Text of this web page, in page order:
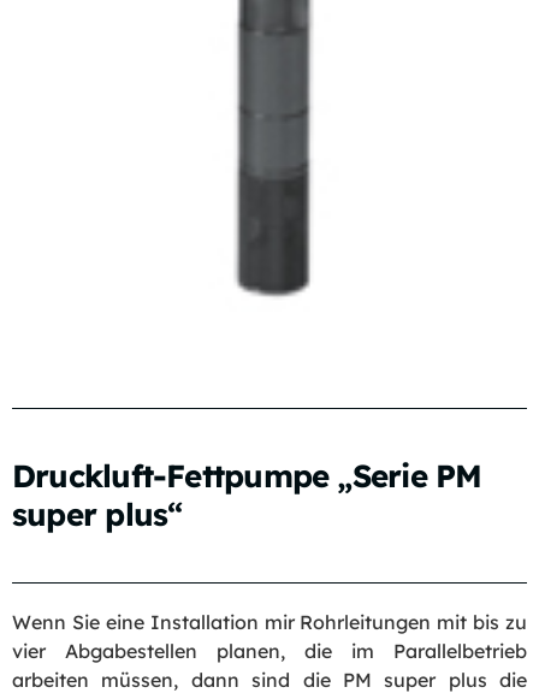
Druckluft-Fettpumpe „Serie PM
super plus“
Wenn Sie eine Installation mir Rohrleitungen mit bis zu
vier Abgabestellen planen, die im Parallelbetrieb
arbeiten müssen, dann sind die PM super plus die